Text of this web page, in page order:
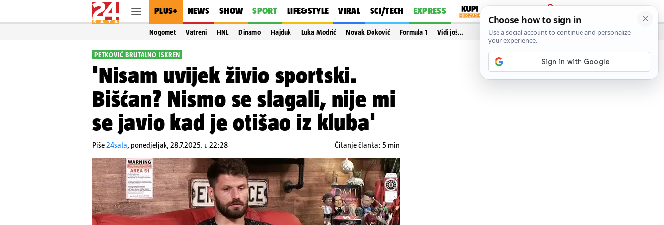
PLUS+ NEWS SHOW SPORT LIFE&STYLE VIRAL SCI/TECH EXPRESS
PRIJAVA
Nogomet Vatreni HNL Dinamo Hajduk Luka Modrić Novak Đoković Formula 1 Vidi još…
PETKOVIĆ BRUTALNO ISKREN
'Nisam uvijek živio sportski.
Bišćan? Nismo se slagali, nije mi
se javio kad je otišao iz kluba'
Piše24sata, ponedjeljak, 28.7.2025. u 22:28 Čitanje članka: 5 min